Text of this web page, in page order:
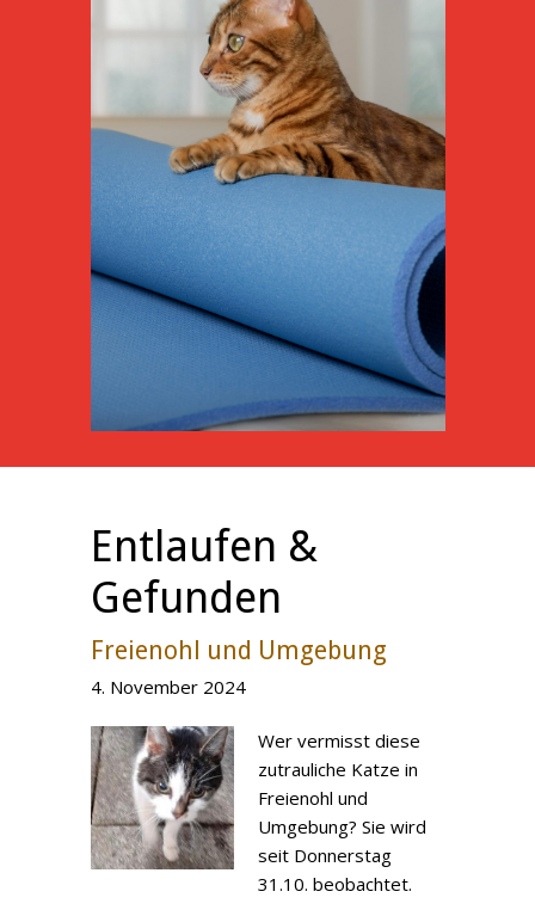
Entlaufen &
Gefunden
Freienohl und Umgebung
4. November 2024
Wer vermisst diese
zutrauliche Katze in
Freienohl und
Umgebung? Sie wird
seit Donnerstag
31.10. beobachtet.